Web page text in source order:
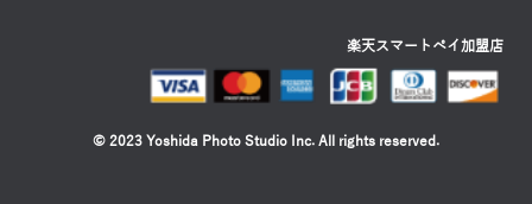
楽天スマートペイ加盟店
© 2023 Yoshida Photo Studio Inc. All rights reserved.